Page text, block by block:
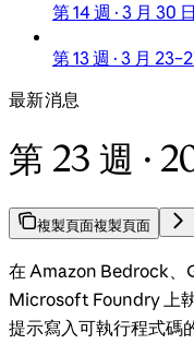
第 14 週 · 3 月 30
第 13 週 · 3 月
最新消息
第 23 週 ·
複製頁面複製頁面
在 Amazon Bedrock、
Microsoft Foundry 上
提示寫入可執行程式碼